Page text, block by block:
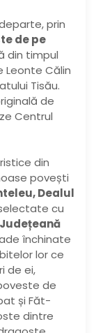
prin
de pe
din timpul
Leonte Călin
Tisău.
de
Centrul
din
povești
Dealul
cu
închinate
lor ce
de ei,
de
și Făt-
dintre